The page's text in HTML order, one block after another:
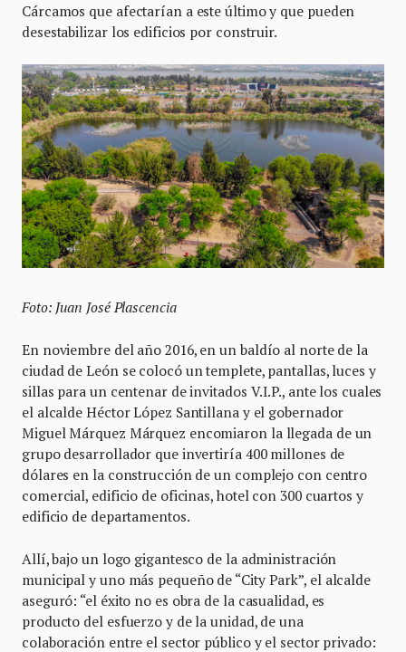
Cárcamos que afectarían a este último y que pueden
desestabilizar los edificios por construir.
Foto: Juan José Plascencia
En noviembre del año 2016, en un baldío al norte de la
ciudad de León se colocó un templete, pantallas, luces y
sillas para un centenar de invitados V.I.P., ante los cuales
el alcalde Héctor López Santillana y el gobernador
Miguel Márquez Márquez encomiaron la llegada de un
grupo desarrollador que invertiría 400 millones de
dólares en la construcción de un complejo con centro
comercial, edificio de oficinas, hotel con 300 cuartos y
edificio de departamentos.
Allí, bajo un logo gigantesco de la administración
municipal y uno más pequeño de “City Park”, el alcalde
aseguró: “el éxito no es obra de la casualidad, es
producto del esfuerzo y de la unidad, de una
colaboración entre el sector público y el sector privado: